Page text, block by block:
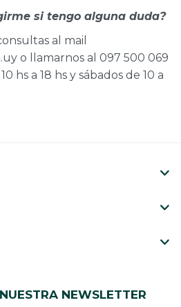
si tengo alguna duda?
al mail
o llamarnos al 097 500 069
hs a 18 hs y sábados de 10 a
NEWSLETTER